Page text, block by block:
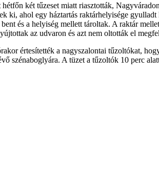
két tűzeset miatt riasztották,
ki, ahol egy háztartás raktárhelyisége
és a helyiség mellett tároltak. A raktár
az udvaron és azt nem oltották el
értesítették a nagyszalontai tűzoltókat,
szénaboglyára. A tüzet a tűzoltók 10 perc